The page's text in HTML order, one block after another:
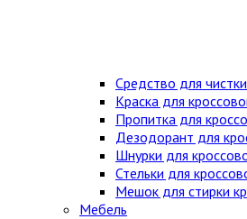
Средство для
Краска для
Пропитка для
Дезодорант для
Шнурки для
Стельки для
Мешок для стирки
Мебель